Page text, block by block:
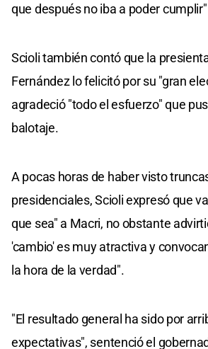
que después no iba a poder
Scioli también contó que la
Fernández lo felicitó por su "gran
agradeció "todo el esfuerzo" que
balotaje.
A pocas horas de haber visto
presidenciales, Scioli expresó que
que sea" a Macri, no obstante
'cambio' es muy atractiva y
la hora de la verdad".
"El resultado general ha sido por
expectativas", sentenció el